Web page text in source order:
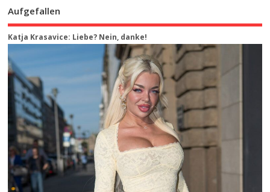
Aufgefallen
Katja Krasavice: Liebe? Nein, danke!